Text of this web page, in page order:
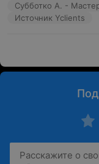
Субботко А. -
Источник Yclients